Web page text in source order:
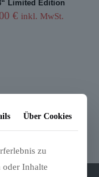
Limited Edition
€ inkl. MwSt.
Über Cookies
zu
oder Inhalte